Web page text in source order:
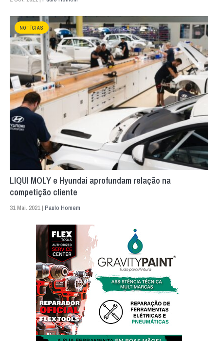
NOTÍCIAS
LIQUI MOLY e Hyundai aprofundam relação na
competição cliente
31 Mai. 2021 | Paulo Homem